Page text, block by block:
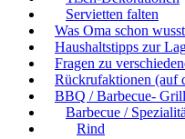
Servietten falten
Was Oma schon
Haushaltstipps zur
Fragen zu
Rückrufaktionen (auf
BBQ / Barbecue-
Barbecue /
Rind